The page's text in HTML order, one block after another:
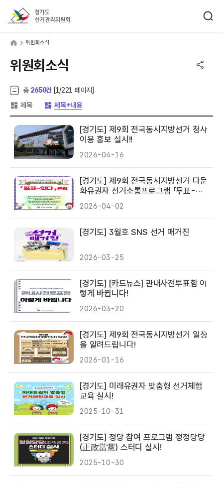
위원회소식
위원회소식
총 2650건 [1/221 페이지]
제목 제목+내용
[경기도] 제9회 전국동시지방선거 청사
이용 홍보 실시!!
2026-04-16
[경기도] 제9회 전국동시지방선거 다문
화유권자 선거소통프로그램 「투표-잇
다」 운영
2026-04-02
[경기도] 3월호 SNS 선거 매거진
2026-03-25
[경기도] [카드뉴스] 관내사전투표함 이
렇게 바뀝니다!
2026-03-20
[경기도] 제9회 전국동시지방선거 일정
을 알려드립니다!
2026-01-16
[경기도] 미래유권자 맞춤형 선거체험
교육 실시!
2025-10-31
[경기도] 정당 참여 프로그램 정정당당
(正政當黨) 스터디 실시!
2025-10-30